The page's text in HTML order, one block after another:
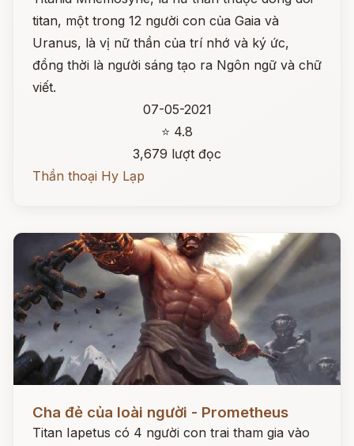
titan, một trong 12 người con của Gaia và
Uranus, là vị nữ thần của trí nhớ và ký ức,
đồng thời là người sáng tạo ra Ngôn ngữ và chữ
viết.
07-05-2021
⭐ 4.8
3,679 lượt đọc
Thần thoại Hy Lạp
Cha đẻ của loài người - Prometheus
Titan Iapetus có 4 người con trai tham gia vào